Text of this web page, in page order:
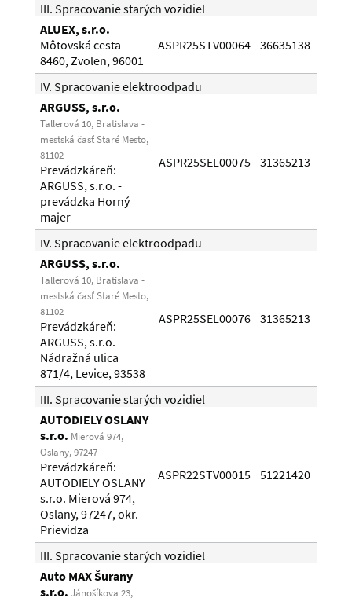
III. Spracovanie starých vozidiel
ALUEX, s.r.o.
Môťovská cesta
8460, Zvolen, 96001
ASPR25STV00064 36635138
IV. Spracovanie elektroodpadu
ARGUSS, s.r.o.
Tallerová 10, Bratislava -
mestská časť Staré Mesto,
81102
Prevádzkáreň:
ARGUSS, s.r.o. -
prevádzka Horný
majer
ASPR25SEL00075 31365213
IV. Spracovanie elektroodpadu
ARGUSS, s.r.o.
Tallerová 10, Bratislava -
mestská časť Staré Mesto,
81102
Prevádzkáreň:
ARGUSS, s.r.o.
Nádražná ulica
871/4, Levice, 93538
ASPR25SEL00076 31365213
III. Spracovanie starých vozidiel
AUTODIELY OSLANY
s.r.o. Mierová 974,
Oslany, 97247
Prevádzkáreň:
AUTODIELY OSLANY
s.r.o. Mierová 974,
Oslany, 97247, okr.
Prievidza
ASPR22STV00015 51221420
III. Spracovanie starých vozidiel
Auto MAX Šurany
s.r.o. Jánošíkova 23,